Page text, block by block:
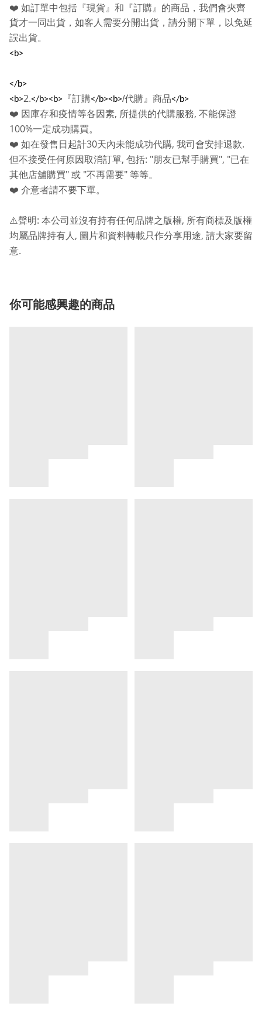
❤️ 如訂單中包括『現貨』和『訂購』的商品，我們會夾齊
貨才一同出貨，如客人需要分開出貨，請分開下單，以免延
誤出貨。
<b>
</b>
<b>2.</b><b> 『訂購</b><b>/代購』商品</b>
❤️ 因庫存和疫情等各因素, 所提供的代購服務, 不能保證
100%一定成功購買。
❤️ 如在發售日起計30天內未能成功代購, 我司會安排退款.
但不接受任何原因取消訂單, 包括: "朋友已幫手購買", "已在
其他店舖購買" 或 "不再需要" 等等。
❤️ 介意者請不要下單。
⚠️聲明: 本公司並沒有持有任何品牌之版權, 所有商標及版權
均屬品牌持有人 , 圖片和資料轉載只作分享用途, 請大家要留
意.
你可能感興趣的商品